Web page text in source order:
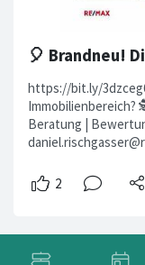
https://bit.ly/
Immobilienbereich?
Beratung |